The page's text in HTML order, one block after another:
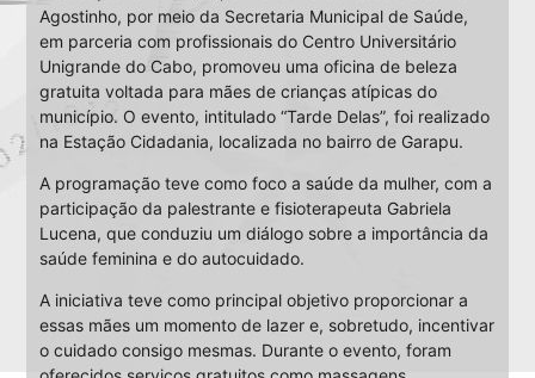
Agostinho, por meio da Secretaria Municipal de Saúde,
em parceria com profissionais do Centro Universitário
Unigrande do Cabo, promoveu uma oficina de beleza
gratuita voltada para mães de crianças atípicas do
município. O evento, intitulado “Tarde Delas”, foi realizado
na Estação Cidadania, localizada no bairro de Garapu.
A programação teve como foco a saúde da mulher, com a
participação da palestrante e fisioterapeuta Gabriela
Lucena, que conduziu um diálogo sobre a importância da
saúde feminina e do autocuidado.
A iniciativa teve como principal objetivo proporcionar a
essas mães um momento de lazer e, sobretudo, incentivar
o cuidado consigo mesmas. Durante o evento, foram